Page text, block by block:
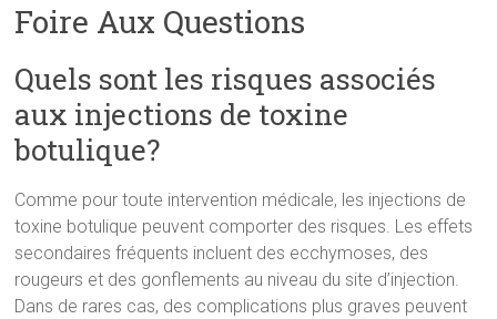
Foire Aux Questions
Quels sont les risques associés
aux injections de toxine
botulique?
Comme pour toute intervention médicale, les injections de
toxine botulique peuvent comporter des risques. Les effets
secondaires fréquents incluent des ecchymoses, des
rougeurs et des gonflements au niveau du site d’injection.
Dans de rares cas, des complications plus graves peuvent